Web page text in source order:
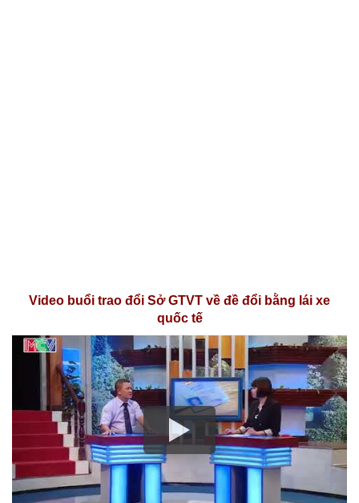
Video buổi trao đổi Sở GTVT về đề đổi bằng lái xe
quốc tế